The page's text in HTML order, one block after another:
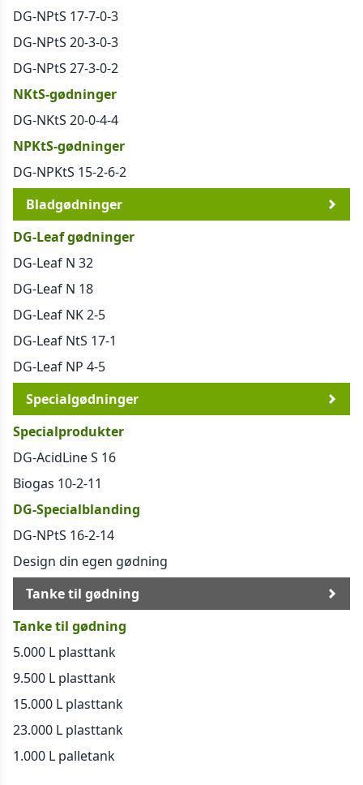
DG-NPtS 17-7-0-3
DG-NPtS 20-3-0-3
DG-NPtS 27-3-0-2
NKtS-gødninger
DG-NKtS 20-0-4-4
NPKtS-gødninger
DG-NPKtS 15-2-6-2
Bladgødninger
DG-Leaf gødninger
DG-Leaf N 32
DG-Leaf N 18
DG-Leaf NK 2-5
DG-Leaf NtS 17-1
DG-Leaf NP 4-5
Specialgødninger
Specialprodukter
DG-AcidLine S 16
Biogas 10-2-11
DG-Specialblanding
DG-NPtS 16-2-14
Design din egen gødning
Tanke til gødning
Tanke til gødning
5.000 L plasttank
9.500 L plasttank
15.000 L plasttank
23.000 L plasttank
1.000 L palletank